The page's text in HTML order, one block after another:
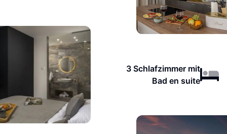
3 Schlafzimmer mit
Bad en suite